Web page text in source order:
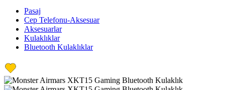
Pasaj
Cep Telefonu-Aksesuar
Aksesuarlar
Kulaklıklar
Bluetooth Kulaklıklar